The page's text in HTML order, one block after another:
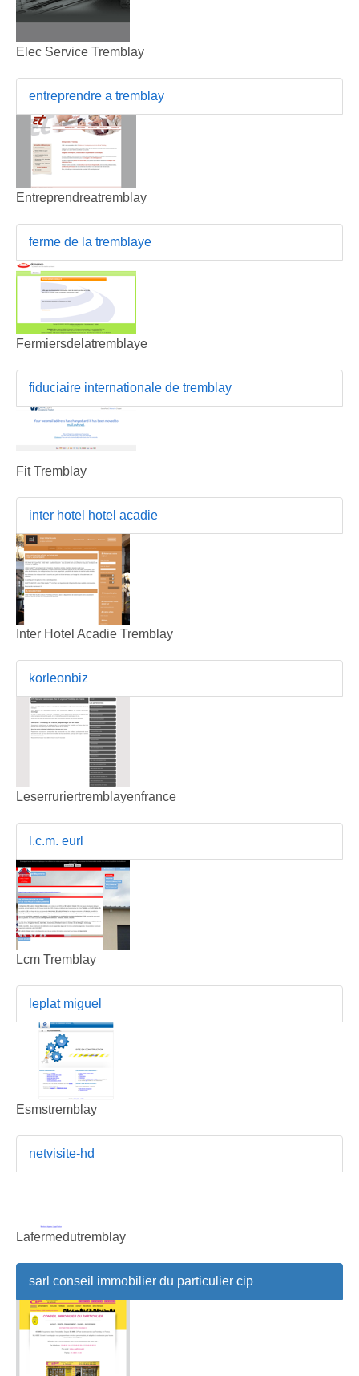
Elec Service Tremblay
entreprendre a tremblay
Entreprendreatremblay
ferme de la tremblaye
Fermiersdelatremblaye
fiduciaire internationale de tremblay
Fit Tremblay
inter hotel hotel acadie
Inter Hotel Acadie Tremblay
korleonbiz
Leserruriertremblayenfrance
l.c.m. eurl
Lcm Tremblay
leplat miguel
Esmstremblay
netvisite-hd
Lafermedutremblay
sarl conseil immobilier du particulier cip